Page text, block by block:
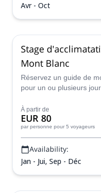
Avr - Oct
Stage
Mont Blanc
Réservez un guide de
pour un ou plusieurs
À partir de
EUR 80
par personne pour 5 voyageurs
Availability:
Jan - Jui, Sep - Déc